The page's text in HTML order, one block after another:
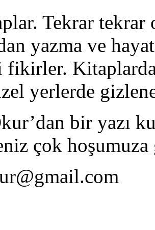
Tekrar tekrar
yazma ve
fikirler.
yerlerde
bir yazı
çok